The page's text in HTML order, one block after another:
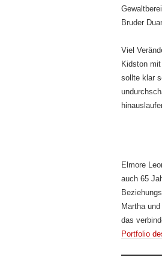
Bruder
Viel
Kidston
sollte klar
Elmore
auch 65
Martha
das
Portfolio